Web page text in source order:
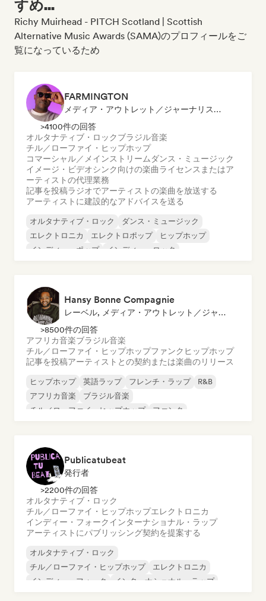
すめ...
Richy Muirhead - PITCH Scotland | Scottish
Alternative Music Awards (SAMA)のプロフィールをご
覧になっているため
FARMINGTON
メディア・アウトレット／ジャーナリスト, メンター, ラジオ局, シンク・スーパーバイザー
>4100件の回答
オルタナティブ・ロックブラジル音楽
チル／ローファイ・ヒップホップ
コマーシャル／メインストリーム ダンス・ミュージック
イメージ・ビデオシンク向けの楽曲ライセンスまたはア
ーティストの代理業務
記事を投稿ラジオでアーティストの楽曲を放送する
アーティストに建設的なアドバイスを送る
オルタナティブ・ロック
ダンス・ミュージック
エレクトロニカ
エレクトロポップ
ヒップホップ
インディー・ポップ
インディー・ロック
Hansy Bonne Compagnie
レーベル, メディア・アウトレット／ジャーナリスト
>8500件の回答
アフリカ音楽ブラジル音楽
チル／ローファイ・ヒップホップファンク ヒップホップ
記事を投稿アーティストとの契約または楽曲のリリース
ヒップホップ 英語ラップ フレンチ・ラップ
R&B
アフリカ音楽
ブラジル音楽
チル／ローファイ・ヒップホップ
ファンク
Publicatubeat
発行者
>2200件の回答
オルタナティブ・ロック
チル／ローファイ・ヒップホップエレクトロニカ
インディー・フォークインターナショナル・ラップ
アーティストにパブリッシング契約を提案する
オルタナティブ・ロック
チル／ローファイ・ヒップホップ
エレクトロニカ
インディー・フォーク
インターナショナル・ラップ